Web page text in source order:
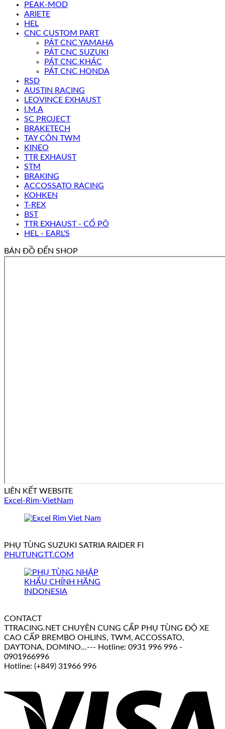
PEAK-MOD
ARIETE
HEL
CNC CUSTOM PART
PÁT CNC YAMAHA
PÁT CNC SUZUKI
PÁT CNC KHÁC
PÁT CNC HONDA
RSD
AUSTIN RACING
LEOVINCE EXHAUST
I.M.A
SC PROJECT
BRAKETECH
TAY CÔN TWM
KINEO
TTR EXHAUST
STM
BRAKING
ACCOSSATO RACING
KOHKEN
T-REX
BST
TTR EXHAUST - CỔ PÔ
HEL - EARL'S
BẢN ĐỒ ĐẾN SHOP
LIÊN KẾT WEBSITE
Excel-Rim-VietNam
PHỤ TÙNG SUZUKI SATRIA RAIDER FI
PHUTUNGTT.COM
CONTACT
TTRACING.NET CHUYÊN CUNG CẤP PHỤ TÙNG ĐỘ XE
CAO CẤP BREMBO OHLINS, TWM, ACCOSSATO,
DAYTONA, DOMINO...--- Hotline: 0931 996 996 -
0901966996
Hotline: (+849) 31966 996